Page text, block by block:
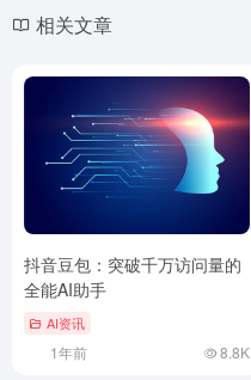
相关文章
抖音豆包：突破千万访问量的
全能AI助手
AI资讯
1年前 8.8K